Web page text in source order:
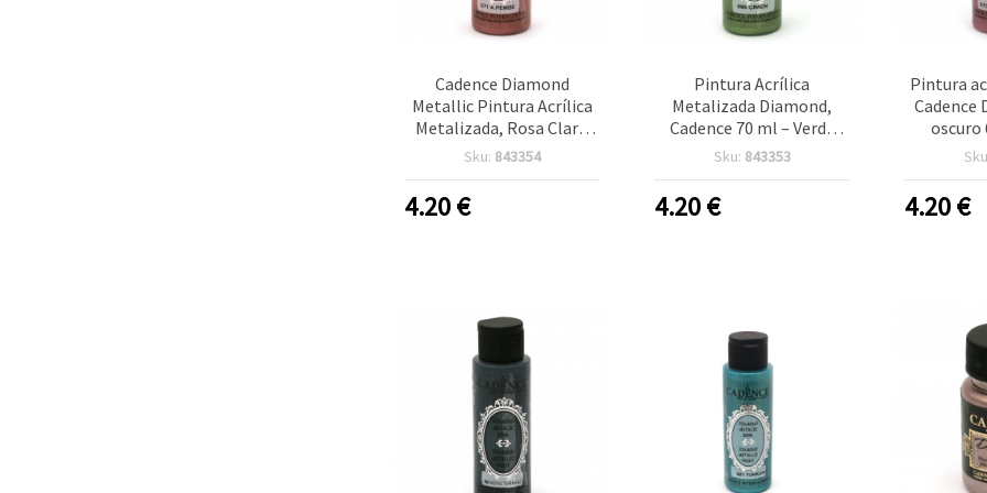
Cadence Diamond
Metallic Pintura Acrílica
Metalizada, Rosa Claro
671 – Bote de 70 ml,
Metalizado para
Manualidades, Bricolaje y
Sku: 843354
4.20€
Pintura Acrílica
Metalizada Diamond,
Cadence 70 ml – Verde
Hierba 686 Shimmer,
Manualidades, Lienzo,
Madera y Proyectos de
Sku: 843353
4.20€
Pintura
Cadence
oscuro
4.20€